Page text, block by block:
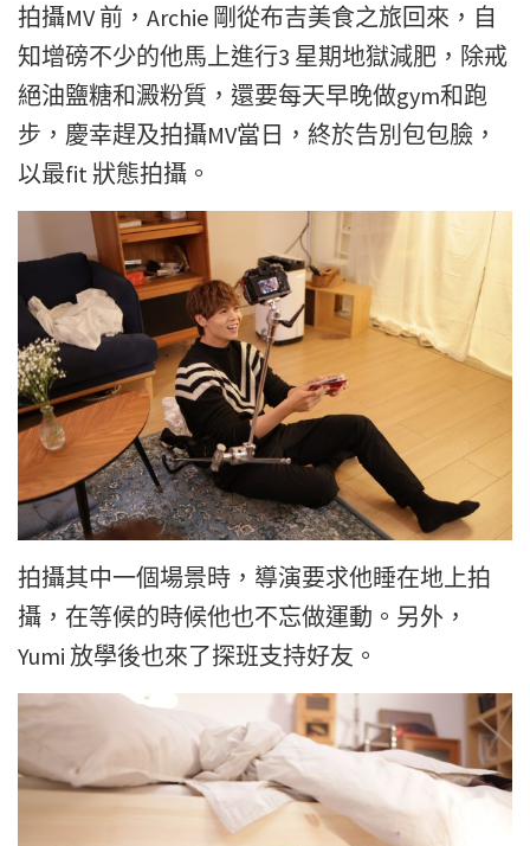
拍攝MV 前，Archie 剛從布吉美食之旅回來，自
知增磅不少的他馬上進行3 星期地獄減肥，除戒
絕油鹽糖和澱粉質，還要每天早晚做gym和跑
步，慶幸趕及拍攝MV當日，終於告別包包臉，
以最fit 狀態拍攝。
拍攝其中一個場景時，導演要求他睡在地上拍
攝，在等候的時候他也不忘做運動。另外，
Yumi 放學後也來了探班支持好友。